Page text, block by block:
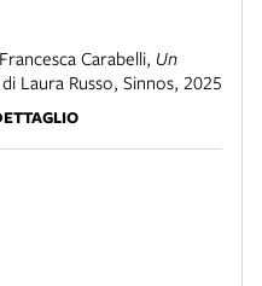
Carabelli, Un
Laura Russo, Sinnos, 2025